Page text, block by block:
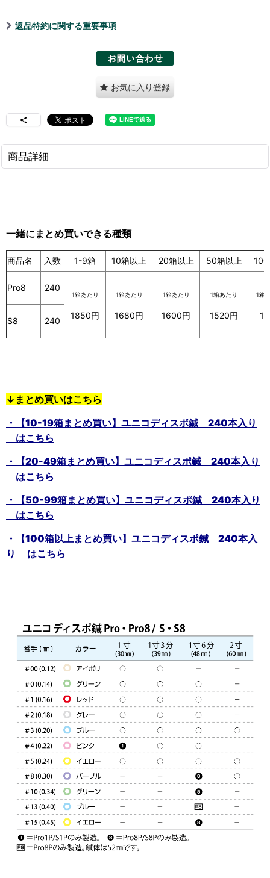
返品特約に関する重要事項
お気に入り登録
商品詳細
一緒にまとめ買いできる種類
商品名 入数 1-9箱 10箱以上 20箱以上 50箱以上
Pro8 240
1箱あたり
1850円
1箱あたり
1680円
1箱あたり
1600円
1箱あたり
1520円
1箱
S8 240
↓まとめ買いはこちら
・【10-19箱まとめ買い】ユニコディスポ鍼 240本入り
はこちら
・【20-49箱まとめ買い】ユニコディスポ鍼 240本入り
はこちら
・【50-99箱まとめ買い】ユニコディスポ鍼 240本入り
はこちら
・【100箱以上まとめ買い】ユニコディスポ鍼 240本入
り はこちら